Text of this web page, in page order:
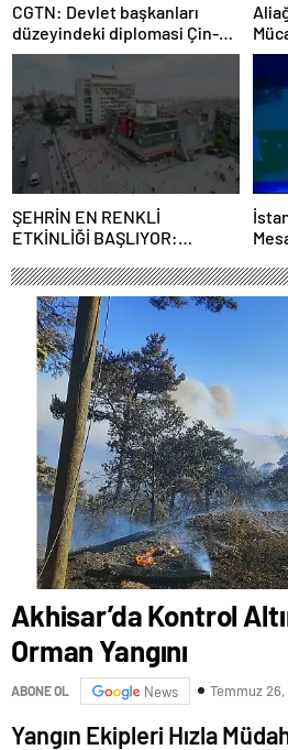
CGTN: Devlet başkanları
düzeyindeki diplomasi Çin-
Rusya arasındaki büyüyen
ortaklığı güçlendiriyor
ŞEHRİN EN RENKLİ
ETKİNLİĞİ BAŞLIYOR:
FESTİVALİ” HEYECANI
GAZİOSMANPAŞA’DA
YAŞANACAK
Akhisar’da Kontrol
Orman Yangını
ABONE OL News Temmuz
Yangın Ekipleri Hızla